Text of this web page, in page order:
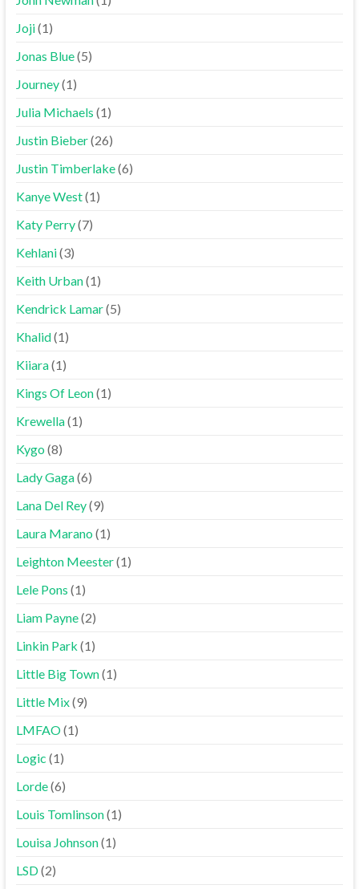
Joji(1)
Jonas Blue(5)
Journey(1)
Julia Michaels (1)
Justin Bieber(26)
Justin Timberlake(6)
Kanye West(1)
Katy Perry(7)
Kehlani(3)
Keith Urban(1)
Kendrick Lamar(5)
Khalid(1)
Kiiara(1)
Kings Of Leon(1)
Krewella(1)
Kygo(8)
Lady Gaga(6)
Lana Del Rey(9)
Laura Marano(1)
Leighton Meester(1)
Lele Pons (1)
Liam Payne(2)
Linkin Park (1)
Little Big Town(1)
Little Mix(9)
LMFAO(1)
Logic (1)
Lorde(6)
Louis Tomlinson(1)
Louisa Johnson(1)
LSD(2)